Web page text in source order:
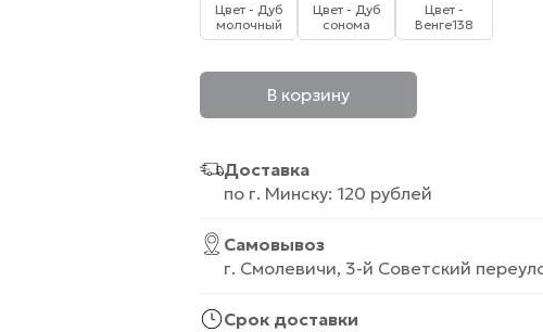
Цвет - Дуб
молочный
Цвет - Дуб
сонома
Цвет -
Венге138
В корзину
Доставка
по г. Минску: 120 рублей
Самовывоз
г. Смолевичи, 3-й Советский
Срок доставки